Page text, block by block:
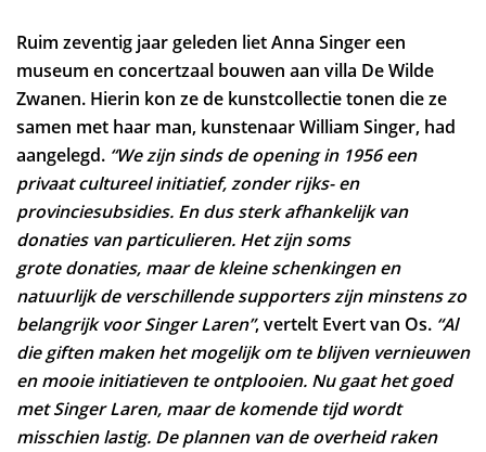
Ruim zeventig jaar geleden liet Anna Singer een
museum en concertzaal bouwen aan villa De Wilde
Zwanen. Hierin kon ze de kunstcollectie tonen die ze
samen met haar man, kunstenaar William Singer, had
aangelegd. “We zijn sinds de opening in 1956 een
privaat cultureel initiatief, zonder rijks- en
provinciesubsidies. En dus sterk afhankelijk van
donaties van particulieren. Het zijn soms
grote donaties, maar de kleine schenkingen en
natuurlijk de verschillende supporters zijn minstens zo
belangrijk voor Singer Laren”, vertelt Evert van Os. “Al
die giften maken het mogelijk om te blijven vernieuwen
en mooie initiatieven te ontplooien. Nu gaat het goed
met Singer Laren, maar de komende tijd wordt
misschien lastig. De plannen van de overheid raken